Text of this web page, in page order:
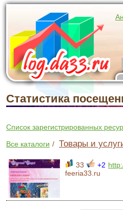
Статистика
Список зарегистрированных
Все каталоги / Товары и
33 +2
feeria33.ru